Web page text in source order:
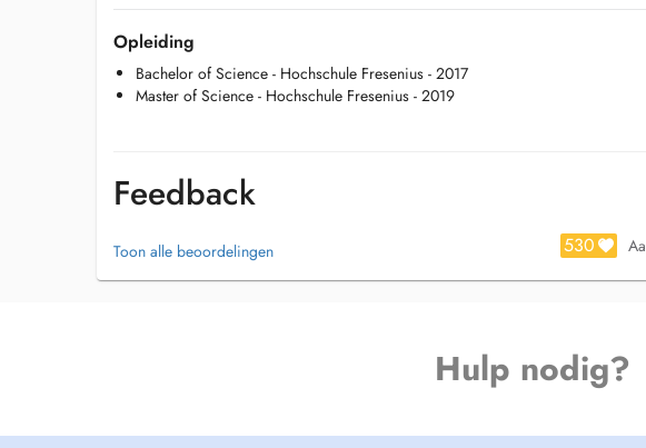
Opleiding
Bachelor of Science - Hochschule Fresenius - 2017
Master of Science - Hochschule Fresenius - 2019
Feedback
Toon alle beoordelingen 530
Hulp nodig?